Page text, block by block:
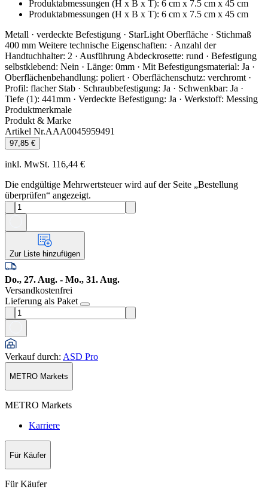
Produktabmessungen (H x B x T): 6 cm x 7.5 cm x 45 cm
Produktabmessungen (H x B x T): 6 cm x 7.5 cm x 45 cm
Metall · verdeckte Befestigung · StarLight Oberfläche · Stichmaß
400 mm Weitere technische Eigenschaften: · Anzahl der
Handtuchhalter: 2 · Ausführung Abdeckrosette: rund · Befestigung
selbstklebend: Nein · Länge: 0mm · Mit Befestigungsmaterial: Ja ·
Oberflächenbehandlung: poliert · Oberflächenschutz: verchromt ·
Profil: flacher Stab · Schraubbefestigung: Ja · Schwenkbar: Ja ·
Tiefe (1): 441mm · Verdeckte Befestigung: Ja · Werkstoff: Messing
Produktmerkmale
Produkt & Marke
Artikel Nr.AAA0045959491
97,85 €
inkl. MwSt. 116,44 €
Die endgültige Mehrwertsteuer wird auf der Seite „Bestellung
überprüfen“ angezeigt.
Zur Liste hinzufügen
Do., 27. Aug. - Mo., 31. Aug.
Versandkostenfrei
Lieferung als Paket
Verkauf durch: ASD Pro
METRO Markets
METRO Markets
Karriere
Für Käufer
Für Käufer